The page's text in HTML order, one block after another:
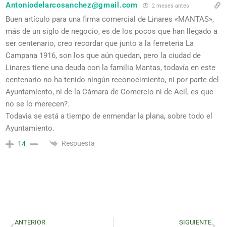
Antoniodelarcosanchez@gmail.com 2 meses antes
Buen artículo para una firma comercial de Linares «MANTAS»,
más de un siglo de negocio, es de los pocos que han llegado a
ser centenario, creo recordar que junto a la ferreteria La
Campana 1916, son los que aún quedan, pero la ciudad de
Linares tiene una deuda con la familia Mantas, todavía en este
centenario no ha tenido ningún reconocimiento, ni por parte del
Ayuntamiento, ni de la Cámara de Comercio ni de Acil, es que
no se lo merecen?.
Todavia se está a tiempo de enmendar la plana, sobre todo el
Ayuntamiento.
14 Respuesta
ANTERIOR SIGUIENTE